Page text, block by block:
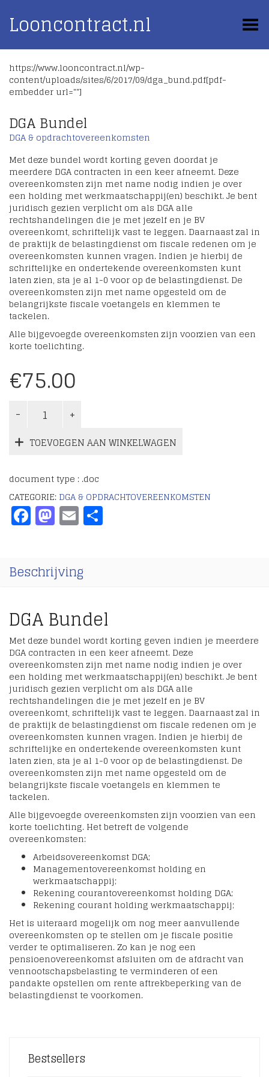
Looncontract.nl Toggle Menu
https://www.looncontract.nl/wp-
content/uploads/sites/6/2017/09/dga_bund.pdf[pdf-
embedder url=""]
DGA Bundel
DGA & opdrachtovereenkomsten
Met deze bundel wordt korting geven doordat je
meerdere DGA contracten in een keer afneemt. Deze
overeenkomsten zijn met name nodig indien je over
een holding met werkmaatschappij(en) beschikt. Je bent
juridisch gezien verplicht om als DGA alle
rechtshandelingen die je met jezelf en je BV
overeenkomt, schriftelijk vast te leggen. Daarnaast zal in
de praktijk de belastingdienst om fiscale redenen om je
overeenkomsten kunnen vragen. Indien je hierbij de
schriftelijke en ondertekende overeenkomsten kunt
laten zien, sta je al 1-0 voor op de belastingdienst. De
overeenkomsten zijn met name opgesteld om de
belangrijkste fiscale voetangels en klemmen te
tackelen.
Alle bijgevoegde overeenkomsten zijn voorzien van een
korte toelichting.
€75.00
TOEVOEGEN AAN WINKELWAGEN
document type : .doc
CATEGORIE: DGA & OPDRACHTOVEREENKOMSTEN
Facebook
Mastodon
Email
Beschrijving
DGA Bundel
Met deze bundel wordt korting geven indien je meerdere
DGA contracten in een keer afneemt. Deze
overeenkomsten zijn met name nodig indien je over
een holding met werkmaatschappij(en) beschikt. Je bent
juridisch gezien verplicht om als DGA alle
rechtshandelingen die je met jezelf en je BV
overeenkomt, schriftelijk vast te leggen. Daarnaast zal in
de praktijk de belastingdienst om fiscale redenen om je
overeenkomsten kunnen vragen. Indien je hierbij de
schriftelijke en ondertekende overeenkomsten kunt
laten zien, sta je al 1-0 voor op de belastingdienst. De
overeenkomsten zijn met name opgesteld om de
belangrijkste fiscale voetangels en klemmen te
tackelen.
Alle bijgevoegde overeenkomsten zijn voorzien van een
korte toelichting. Het betreft de volgende
overeenkomsten:
Arbeidsovereenkomst DGA;
Managementovereenkomst holding en
werkmaatschappij;
Rekening courantovereenkomst holding DGA;
Rekening courant holding werkmaatschappij;
Het is uiteraard mogelijk om nog meer aanvullende
overeenkomsten op te stellen om je fiscale positie
verder te optimaliseren. Zo kan je nog een
pensioenovereenkomst afsluiten om de afdracht van
vennootschapsbelasting te verminderen of een
pandakte opstellen om rente aftrekbeperking van de
belastingdienst te voorkomen.
Bestsellers